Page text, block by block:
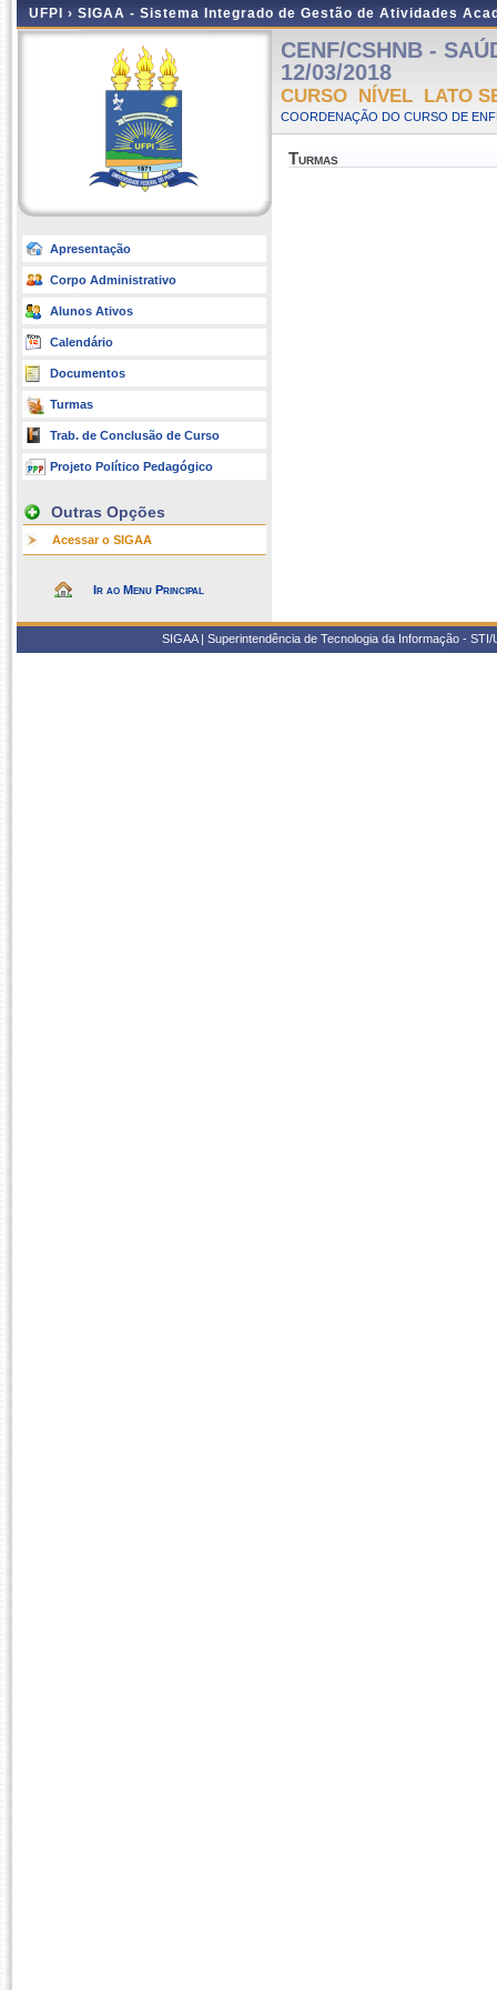
UFPI › SIGAA - Sistema Integrado de Gestão de Atividades
Apresentação
Corpo Administrativo
Alunos Ativos
Calendário
Documentos
Turmas
Trab. de Conclusão de Curso
Projeto Político Pedagógico
Outras Opções
Acessar o SIGAA
Ir ao Menu Principal
CENF/CSHNB -
12/03/2018
CURSO NÍVEL LATO
COORDENAÇÃO DO CURSO DE
Turmas
SIGAA | Superintendência de Tecnologia da Informação -